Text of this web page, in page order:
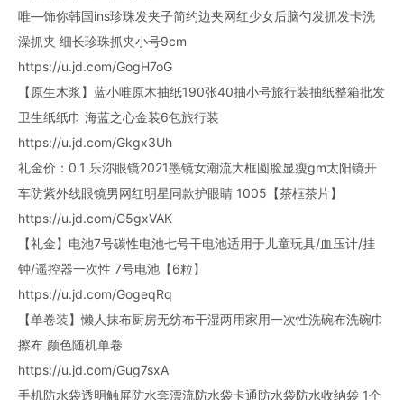
唯—饰你韩国ins珍珠发夹子简约边夹网红少女后脑勺发抓发卡洗
澡抓夹 细长珍珠抓夹小号9cm
https://u.jd.com/GogH7oG
【原生木浆】蓝小唯原木抽纸190张40抽小号旅行装抽纸整箱批发
卫生纸纸巾 海蓝之心金装6包旅行装
https://u.jd.com/Gkgx3Uh
礼金价：0.1 乐沵眼镜2021墨镜女潮流大框圆脸显瘦gm太阳镜开
车防紫外线眼镜男网红明星同款护眼睛 1005【茶框茶片】
https://u.jd.com/G5gxVAK
【礼金】电池7号碳性电池七号干电池适用于儿童玩具/血压计/挂
钟/遥控器一次性 7号电池【6粒】
https://u.jd.com/GogeqRq
【单卷装】懒人抹布厨房无纺布干湿两用家用一次性洗碗布洗碗巾
擦布 颜色随机单卷
https://u.jd.com/Gug7sxA
手机防水袋透明触屏防水套漂流防水袋卡通防水袋防水收纳袋 1个